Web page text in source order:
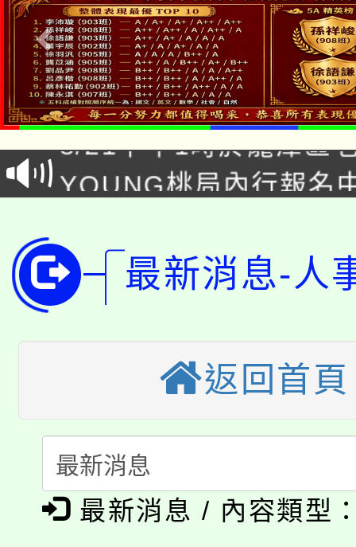
「本色祭」8/29、30在
場熱烈登場!
8/21下午1時於龍潭區
徵才活動。
YOUNG桃局內行報名
開!
115年桃園市運動會8/
田徑場及游泳池舉行。
桃園市低收入戶享有免
視費優惠，中低收入戶
半價優惠，詳情可洽有
者。
份教師增能研習
大溪自造教育及科技
份教師研習
會
115年食農教育專業人
程
「本色祭」8/29、30在
8/21下午1時於龍潭區
最新消息-人
返回首頁
最新消息 / 內容類型